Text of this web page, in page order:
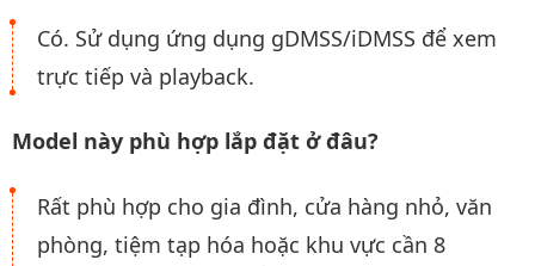
Có. Sử dụng ứng dụng gDMSS/iDMSS để xem
trực tiếp và playback.
Model này phù hợp lắp đặt ở đâu?
Rất phù hợp cho gia đình, cửa hàng nhỏ, văn
phòng, tiệm tạp hóa hoặc khu vực cần 8